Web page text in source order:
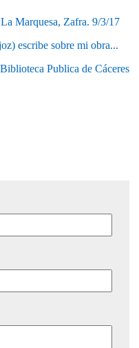
Marquesa, Zafra. 9/3/17
escribe sobre mi obra...
Publica de Cáceres